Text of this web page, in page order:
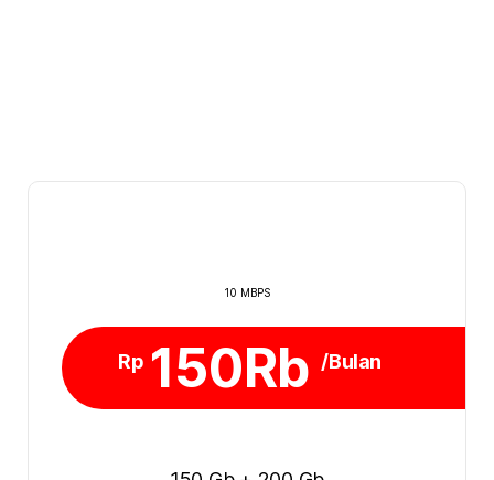
10 MBPS
Rp 150Rb /Bulan